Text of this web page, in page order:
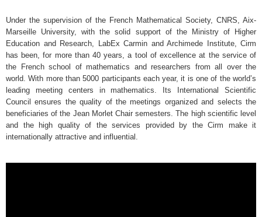
Under the supervision of the French Mathematical Society, CNRS, Aix-
Marseille University, with the solid support of the Ministry of Higher
Education and Research, LabEx Carmin and Archimede Institute, Cirm
has been, for more than 40 years, a tool of excellence at the service of
the French school of mathematics and researchers from all over the
world. With more than 5000 participants each year, it is one of the world’s
leading meeting centers in mathematics. Its International Scientific
Council ensures the quality of the meetings organized and selects the
beneficiaries of the Jean Morlet Chair semesters. The high scientific level
and the high quality of the services provided by the Cirm make it
internationally attractive and influential.